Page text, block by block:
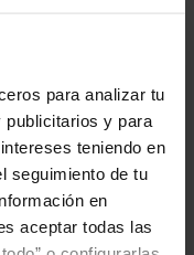
para analizar tu
y para
teniendo en
seguimiento de tu
en
aceptar todas las